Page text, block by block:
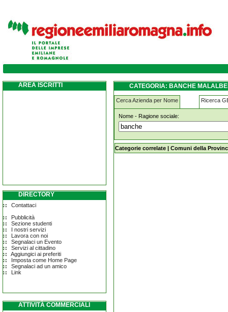
banche malalbergo
AREA ISCRITTI
DIRECTORY
Contattaci
Pubblicità
Sezione studenti
I nostri servizi
Lavora con noi
Segnalaci un Evento
Servizi al cittadino
Aggiungici ai preferiti
Imposta come Home Page
Segnalaci ad un amico
Link
ATTIVITÀ COMMERCIALI
CATEGORIA: BANCHE
Cerca Azienda per Nome Ricerca
Nome - Ragione sociale:
banche malalbergo
Categorie correlate | Comuni della